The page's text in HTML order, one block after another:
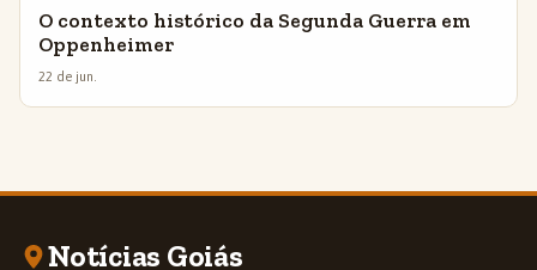
O contexto histórico da Segunda Guerra em
Oppenheimer
22 de jun.
Notícias Goiás